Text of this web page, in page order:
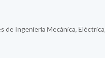
Ingeniería Mecánica,